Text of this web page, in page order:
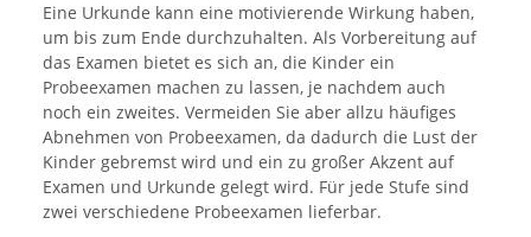
Eine Urkunde kann eine motivierende Wirkung haben,
um bis zum Ende durchzuhalten. Als Vorbereitung auf
das Examen bietet es sich an, die Kinder ein
Probeexamen machen zu lassen, je nachdem auch
noch ein zweites. Vermeiden Sie aber allzu häufiges
Abnehmen von Probeexamen, da dadurch die Lust der
Kinder gebremst wird und ein zu großer Akzent auf
Examen und Urkunde gelegt wird. Für jede Stufe sind
zwei verschiedene Probeexamen lieferbar.